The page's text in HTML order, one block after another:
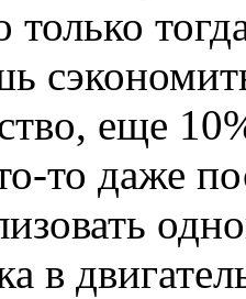
только
еще
то даже
в